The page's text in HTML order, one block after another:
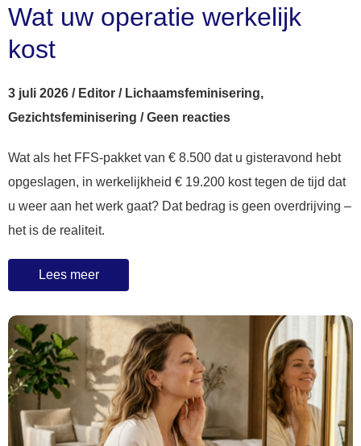
Wat uw operatie werkelijk
kost
3 juli 2026 / Editor / Lichaamsfeminisering,
Gezichtsfeminisering / Geen reacties
Wat als het FFS-pakket van € 8.500 dat u gisteravond hebt
opgeslagen, in werkelijkheid € 19.200 kost tegen de tijd dat
u weer aan het werk gaat? Dat bedrag is geen overdrijving –
het is de realiteit.
Lees meer